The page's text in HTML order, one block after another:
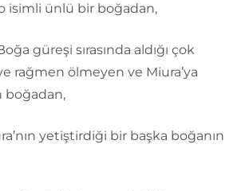
isimli ünlü bir boğadan,
güreşi sırasında aldığı çok
rağmen ölmeyen ve Miura’ya
boğadan,
yetiştirdiği bir başka boğanın